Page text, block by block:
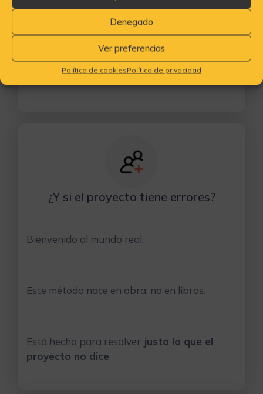
Denegado
Ver preferencias
Política de cookiesPolítica de privacidad
Demuestra liderazgo con datos. Gana
autoridad con criterio.
El curso te da eso
¿Y si el proyecto tiene errores?
Bienvenido al mundo real.
Este método nace en obra, no en libros.
Está hecho para resolver justo lo que el
proyecto no dice